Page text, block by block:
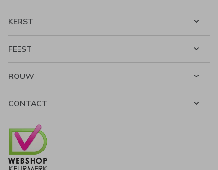
KERST
FEEST
ROUW
CONTACT